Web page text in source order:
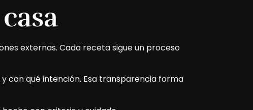
externas. Cada receta sigue un proceso
con qué intención. Esa transparencia forma